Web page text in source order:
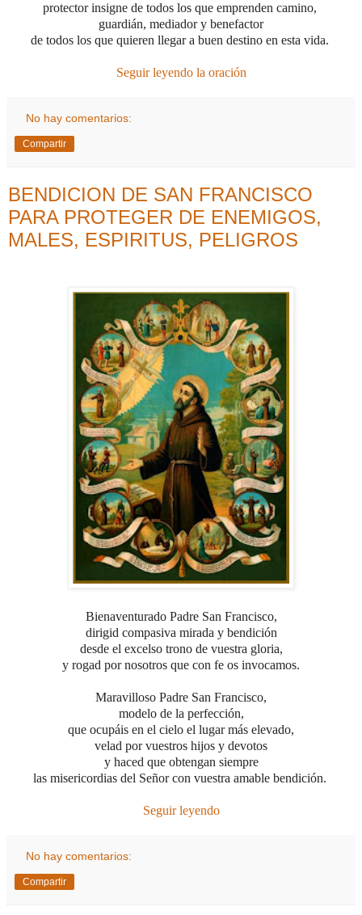
protector insigne de todos los que emprenden camino,
guardián, mediador y benefactor
de todos los que quieren llegara buen destino en esta vida.
Seguir leyendo la oración
No hay comentarios:
Compartir
BENDICION DE SAN FRANCISCO
PARA PROTEGER DE ENEMIGOS,
MALES, ESPIRITUS, PELIGROS
Bienaventurado Padre San Francisco,
dirigid compasiva mirada y bendición
desde el excelso trono de vuestra gloria,
y rogad por nosotros que con fe os invocamos.
Maravilloso Padre San Francisco,
modelo de la perfección,
que ocupáis en el cielo el lugar más elevado,
velad por vuestros hijos y devotos
y haced que obtengan siempre
las misericordias del Señor con vuestra amable bendición.
Seguir leyendo
No hay comentarios:
Compartir